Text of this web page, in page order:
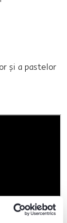
şi a pastelor